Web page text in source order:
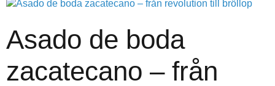
Asado de boda
zacatecano – från